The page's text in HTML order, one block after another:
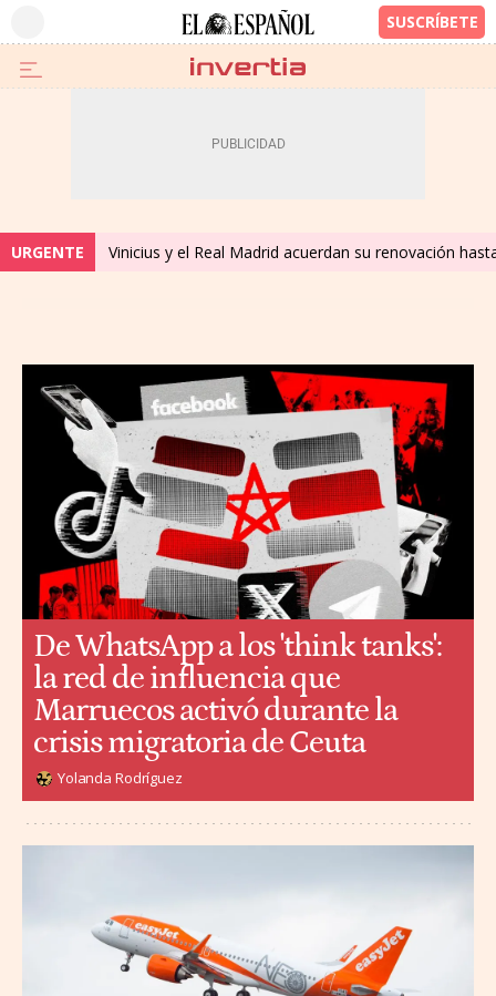
URGENTE Vinicius y el Real Madrid acuerdan su renovación
De WhatsApp a los 'think tanks':
la red de influencia que
Marruecos activó durante la
crisis migratoria de Ceuta
Yolanda Rodríguez